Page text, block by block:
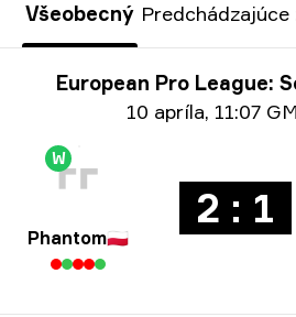
Všeobecný Predchádzajúce
Informácie o turnaji
European Pro League:
Informácie o dátume
10 apríla, 11:07
W
Phantom🇵🇱
2 : 1